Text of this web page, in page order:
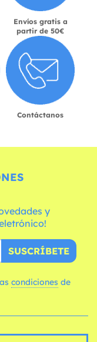
Envíos gratis a
partir de 50€
Contáctanos
y
SUSCRÍBETE
condiciones